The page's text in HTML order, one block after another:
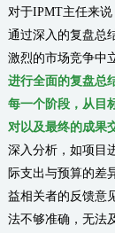
对于IPMT主任来
通过深入的复盘总
激烈的市场竞争中
进行全面的复盘总
每一个阶段，从目
对以及最终的成果
深入分析，如项目
际支出与预算的差
益相关者的反馈意
法不够准确，无法